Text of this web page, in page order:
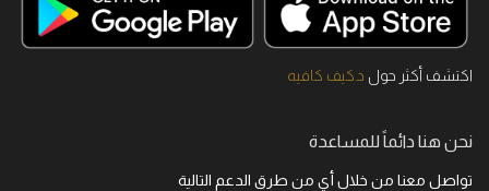
اكتشف أكثر حول د.كيف كافيه
نحن هنا دائماً للمساعدة
تواصل معنا من خلال أي من طرق الدعم التالية